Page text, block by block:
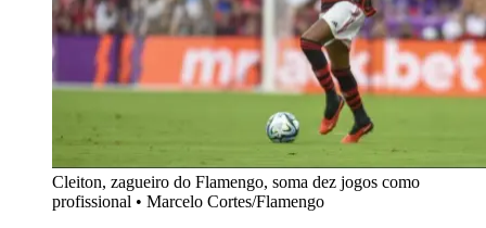
Cleiton, zagueiro do Flamengo, soma dez jogos como
profissional • Marcelo Cortes/Flamengo